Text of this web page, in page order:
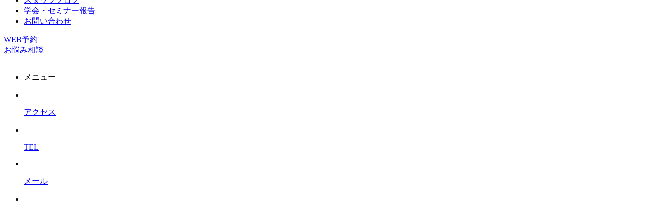
学会・セミナー報告
お問い合わせ
WEB予約
お悩み相談
メニュー
アクセス
TEL
メール